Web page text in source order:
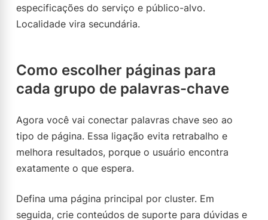
especificações do serviço e público-alvo.
Localidade vira secundária.
Como escolher páginas para
cada grupo de palavras-chave
Agora você vai conectar palavras chave seo ao
tipo de página. Essa ligação evita retrabalho e
melhora resultados, porque o usuário encontra
exatamente o que espera.
Defina uma página principal por cluster. Em
seguida, crie conteúdos de suporte para dúvidas e